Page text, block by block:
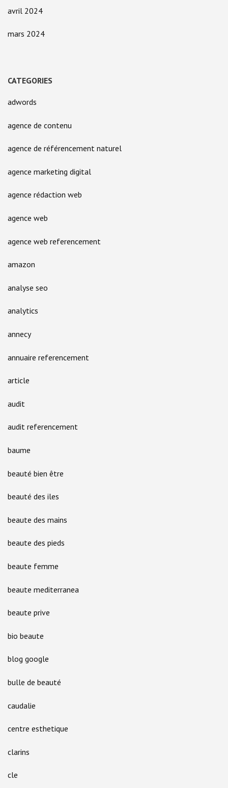
avril 2024
mars 2024
CATEGORIES
adwords
agence de contenu
agence de référencement naturel
agence marketing digital
agence rédaction web
agence web
agence web referencement
amazon
analyse seo
analytics
annecy
annuaire referencement
article
audit
audit referencement
baume
beauté bien être
beauté des iles
beaute des mains
beaute des pieds
beaute femme
beaute mediterranea
beaute prive
bio beaute
blog google
bulle de beauté
caudalie
centre esthetique
clarins
cle